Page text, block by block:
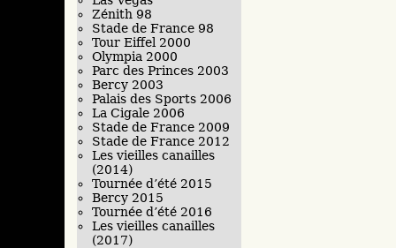
Zénith 98
Stade de France 98
Tour Eiffel 2000
Olympia 2000
Parc des Princes 2003
Bercy 2003
Palais des Sports 2006
La Cigale 2006
Stade de France 2009
Stade de France 2012
Les vieilles canailles
(2014)
Tournée d’été 2015
Bercy 2015
Tournée d’été 2016
Les vieilles canailles
(2017)